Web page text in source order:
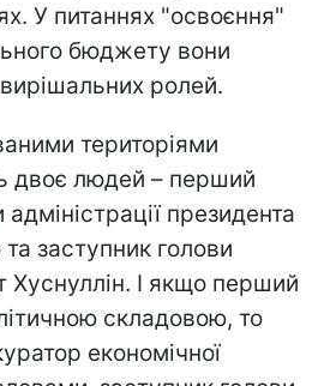
У питаннях "освоєння"
бюджету вони
ролей.
територіями
двоє людей – перший
президента
та заступник голови
І якщо перший
складовою, то
економічної